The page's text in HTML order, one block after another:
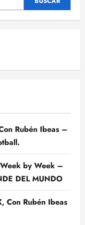
Rubén Ibeas –
by Week –
DEL MUNDO
Con Rubén Ibeas